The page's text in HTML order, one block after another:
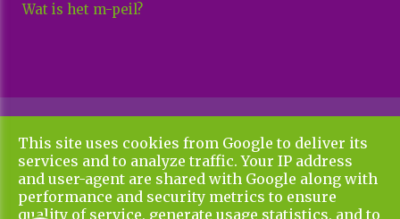
Wat is het m-peil?
Algemene voorwaarden en privacy policy
UP-TO-DATE WebDesign
This site uses cookies from Google to deliver its
services and to analyze traffic. Your IP address
and user-agent are shared with Google along with
performance and security metrics to ensure
quality of service, generate usage statistics, and to